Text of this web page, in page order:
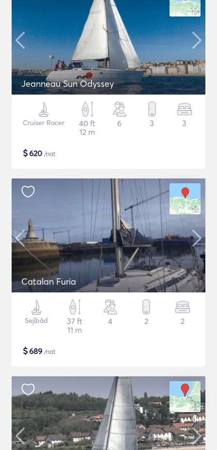
Jeanneau Sun Odyssey
Cruiser Racer
40 ft
12 m
6 3 3
$620 /nat
Catalan Furia
Sejlbåd
37 ft
11 m
4 2 2
$689 /nat